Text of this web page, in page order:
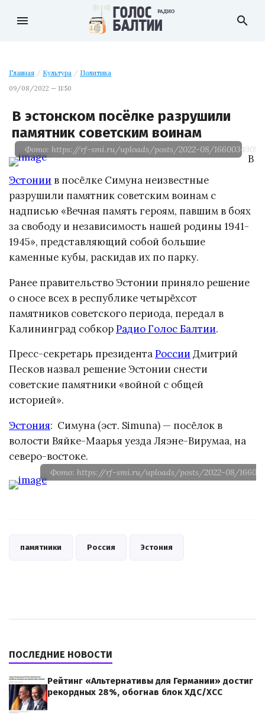
menu search
Главная / Культура / Политика
09/08/2022 — 11:50
В эстонском посёлке разрушили
памятник советским воинам
Фото: https://rf-smi.ru/uploads/posts/2022-08/
В
Эстонии в посёлке Симуна неизвестные
разрушили памятник советским воинам с
надписью «Вечная память героям, павшим в боях
за свободу и независимость нашей родины 1941-
1945», представляющий собой большие
каменные кубы, раскидав их по парку.
Ранее правительство Эстонии приняло решение
о сносе всех в республике четырёхсот
памятников советского периода, передал в
Калининград собкорРадио Голос Балтии.
Пресс-секретарь президентаРоссии Дмитрий
Песков назвал решение Эстонии снести
советские памятники «войной с общей
историей».
Эстония: Симуна (эст. Simuna) — посёлок в
волости Вяйке-Маарья уезда Ляэне-Вирумаа, на
северо-востоке.
Фото: https://rf-smi.ru/uploads/posts/2022-08/
памятники Россия Эстония
ПОСЛЕДНИЕ НОВОСТИ
Рейтинг «Альтернативы для Германии» достиг
рекордных 28%, обогнав блок ХДС/ХСС